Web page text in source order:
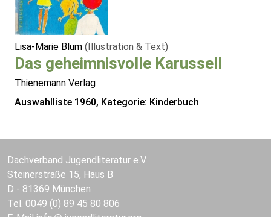
Lisa-Marie Blum (Illustration & Text)
Das geheimnisvolle Karussell
Thienemann Verlag
Auswahlliste 1960, Kategorie: Kinderbuch
Dachverband Jugendliteratur e.V.
Steinerstraße 15, Haus B
D - 81369 München
Tel. 0049 (0) 89 45 80 806